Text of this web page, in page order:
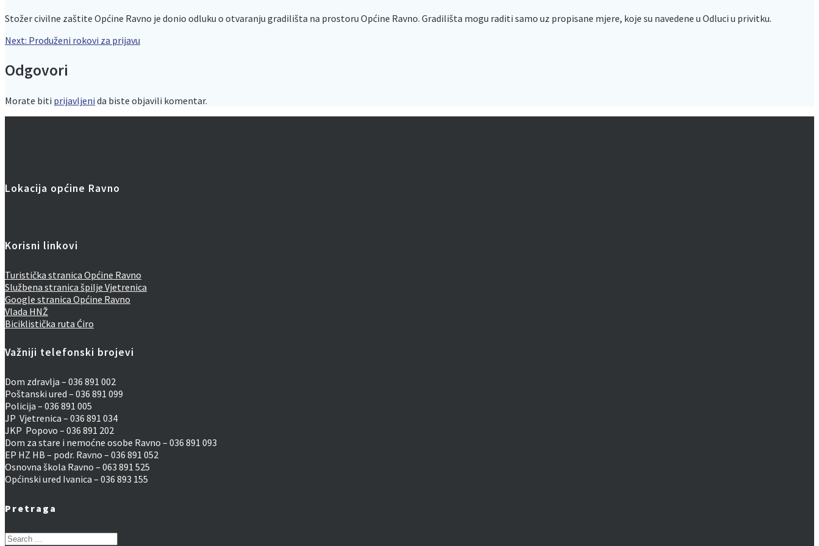
Stožer civilne zaštite Općine Ravno je donio odluku o otvaranju gradilišta na prostoru Općine Ravno. Gradilišta mogu raditi samo uz propisane mjere, koje su navedene u Odluci u privitku.
Navigacija
objava
Next: Next
Produženi rokovi za prijavu
Odgovori
Morate biti prijavljeni da biste objavili komentar.
Lokacija općine Ravno
Korisni linkovi
Turistička stranica Općine Ravno
Službena stranica špilje Vjetrenica
Google stranica Općine Ravno
Vlada HNŽ
Biciklistička ruta Ćiro
Važniji telefonski brojevi
Dom zdravlja – 036 891 002
Poštanski ured – 036 891 099
Policija – 036 891 005
JP Vjetrenica – 036 891 034
JKP Popovo – 036 891 202
Dom za stare i nemoćne osobe Ravno – 036 891 093
EP HZ HB – podr. Ravno – 036 891 052
Osnovna škola Ravno – 063 891 525
Općinski ured Ivanica – 036 893 155
Pretraga
Search